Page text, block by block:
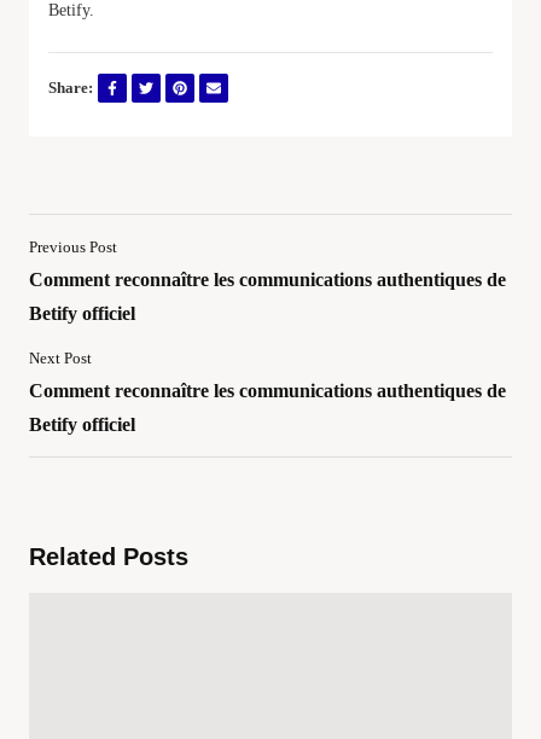
Betify.
Share:
Previous Post
Comment reconnaître les communications authentiques de
Betify officiel
Next Post
Comment reconnaître les communications authentiques de
Betify officiel
Related Posts